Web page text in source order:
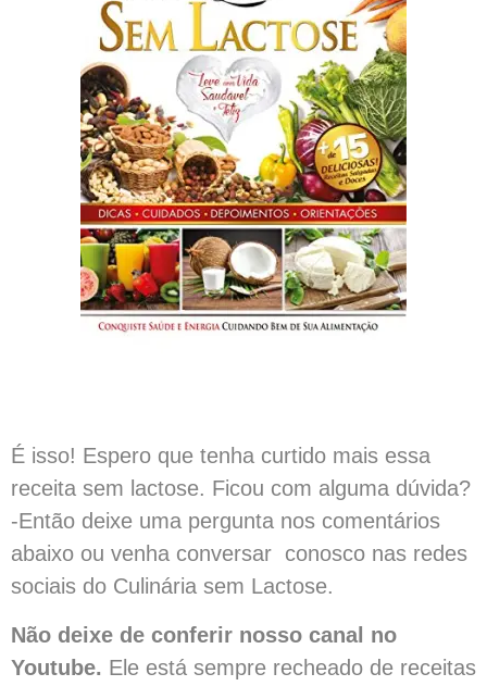
É isso! Espero que tenha curtido mais essa
receita sem lactose. Ficou com alguma dúvida?
-Então deixe uma pergunta nos comentários
abaixo ou venha conversar conosco nas redes
sociais do Culinária sem Lactose.
Não deixe de conferir nosso canal no
Youtube. Ele está sempre recheado de receitas